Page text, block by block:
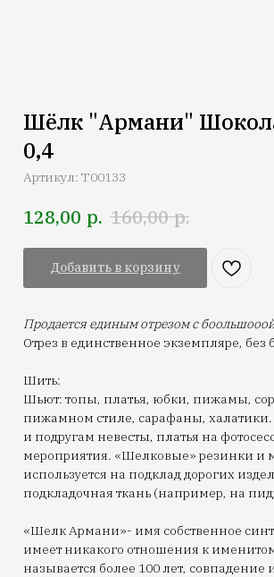
Шёлк "Армани"
0,4
Артикул: T00133
128,00 р. 160,00 р.
Добавить в корзину
Продается единым отрезом с
Отрез в единственное экземпляре, без
Шить:
Шьют: топы, платья, юбки, пижамы,
пижамном стиле, сарафаны, халатики.
и подругам невесты, платья на
мероприятия. «Шелковые» резинки и
используется на подклад дорогих
подкладочная ткань (например, на
«Шелк Армани»- имя собственное
имеет никакого отношения к
называется более 100 лет,